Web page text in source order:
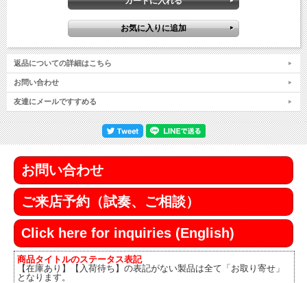
返品についての詳細はこちら
お問い合わせ
友達にメールですすめる
お問い合わせ
ご来店予約（試奏、ご相談）
Click here for inquiries (English)
商品タイトルのステータス表記
【在庫あり】【入荷待ち】の表記がない製品は全て「お取り寄せ」
となります。